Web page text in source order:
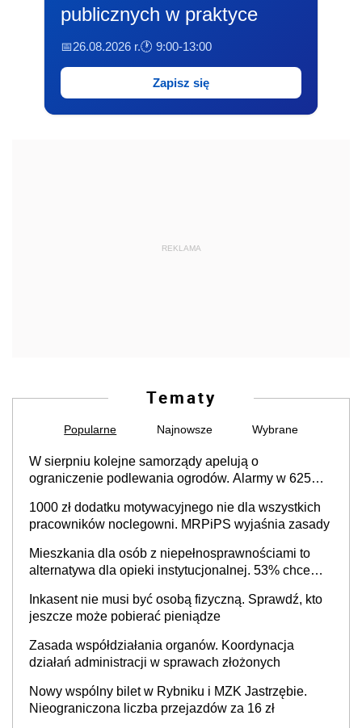
publicznych w praktyce
📅26.08.2026 r.🕐 9:00-13:00
Zapisz się
REKLAMA
Tematy
Popularne Najnowsze Wybrane
W sierpniu kolejne samorządy apelują o
ograniczenie podlewania ogrodów. Alarmy w 625
cały kraj
1000 zł dodatku motywacyjnego nie dla wszystkich
pracowników noclegowni. MRPiPS wyjaśnia zasady
Mieszkania dla osób z niepełnosprawnościami to
alternatywa dla opieki instytucjonalnej. 53% chce
Inkasent nie musi być osobą fizyczną. Sprawdź, kto
jeszcze może pobierać pieniądze
Zasada współdziałania organów. Koordynacja
działań administracji w sprawach złożonych
Nowy wspólny bilet w Rybniku i MZK Jastrzębie.
Nieograniczona liczba przejazdów za 16 zł